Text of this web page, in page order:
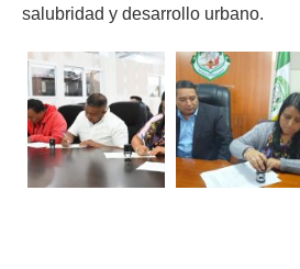
salubridad y desarrollo urbano.